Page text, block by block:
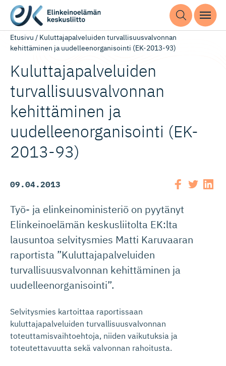
Etusivu / Kuluttajapalveluiden turvallisuusvalvonnan
kehittäminen ja uudelleenorganisointi (EK-2013-93)
Kuluttaja­pal­ve­luiden
turvallisuus­val­vonnan
kehittäminen ja
uudelleenor­ga­ni­sointi (EK-
2013-93)
09.04.2013
Työ- ja elinkeinoministeriö on pyytänyt
Elinkeinoelämän keskusliitolta EK:lta
lausuntoa selvitysmies Matti Karuvaaran
raportista ”Kuluttajapalveluiden
turvallisuusvalvonnan kehittäminen ja
uudelleenorganisointi”.
Selvitysmies kartoittaa raportissaan
kuluttajapalveluiden turvallisuusvalvonnan
toteuttamisvaihtoehtoja, niiden vaikutuksia ja
toteutettavuutta sekä valvonnan rahoitusta.